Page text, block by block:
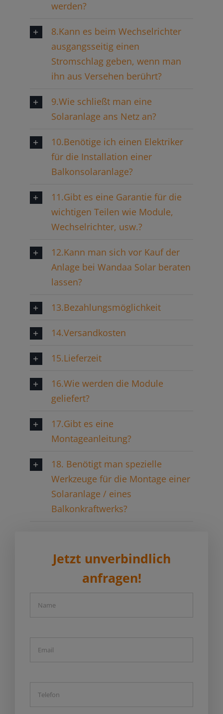
werden?
8.Kann es beim Wechselrichter
ausgangsseitig einen
Stromschlag geben, wenn man
ihn aus Versehen berührt?
9.Wie schließt man eine
Solaranlage ans Netz an?
10.Benötige ich einen Elektriker
für die Installation einer
Balkonsolaranlage?
11.Gibt es eine Garantie für die
wichtigen Teilen wie Module,
Wechselrichter, usw.?
12.Kann man sich vor Kauf der
Anlage bei Wandaa Solar beraten
lassen?
13.Bezahlungsmöglichkeit
14.Versandkosten
15.Lieferzeit
16.Wie werden die Module
geliefert?
17.Gibt es eine
Montageanleitung?
18. Benötigt man spezielle
Werkzeuge für die Montage einer
Solaranlage / eines
Balkonkraftwerks?
Jetzt unverbindlich
anfragen!